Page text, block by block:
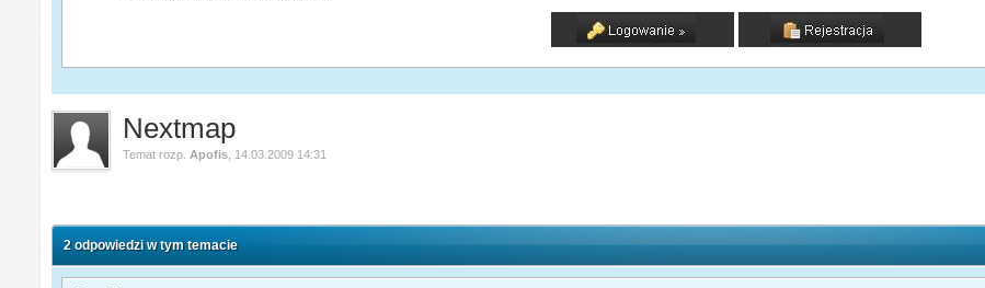
Nextmap
Temat rozp. Apofis 14.03.2009 14:31
2 odpowiedzi w tym temacie